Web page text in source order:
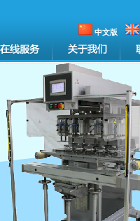
中文版